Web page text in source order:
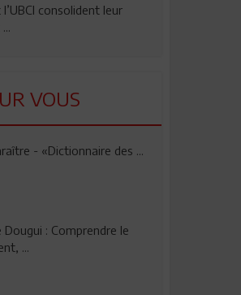
l’UBCI consolident leur
VOUS
- «Dictionnaire des ...
Dougui : Comprendre le
...